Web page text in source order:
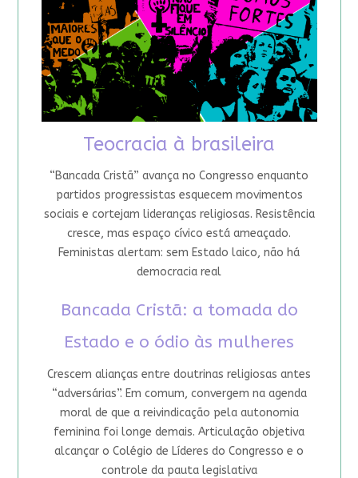
Teocracia à brasileira
“Bancada Cristã” avança no Congresso enquanto
partidos progressistas esquecem movimentos
sociais e cortejam lideranças religiosas. Resistência
cresce, mas espaço cívico está ameaçado.
Feministas alertam: sem Estado laico, não há
democracia real
Bancada Cristã: a tomada do
Estado e o ódio às mulheres
Crescem alianças entre doutrinas religiosas antes
“adversárias”. Em comum, convergem na agenda
moral de que a reivindicação pela autonomia
feminina foi longe demais. Articulação objetiva
alcançar o Colégio de Líderes do Congresso e o
controle da pauta legislativa